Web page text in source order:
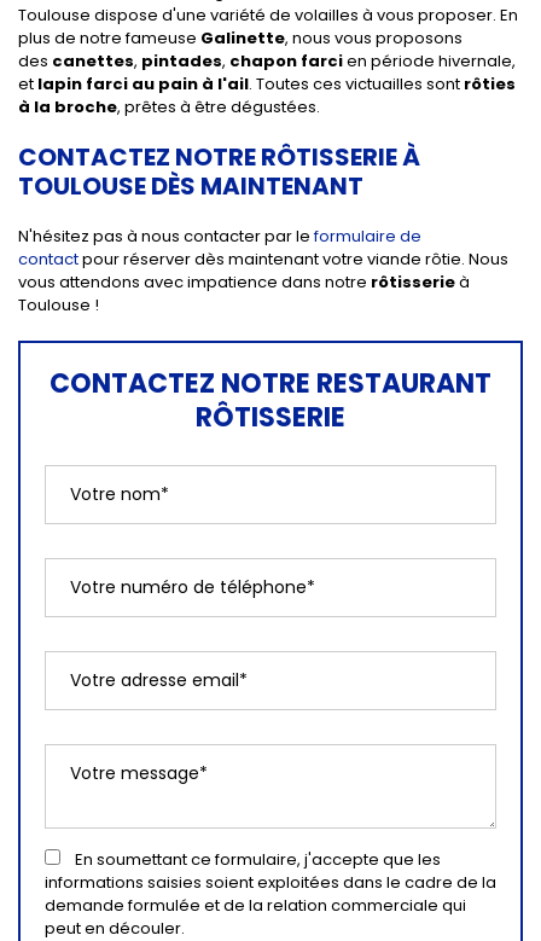
Toulouse dispose d'une variété de volailles à vous proposer. En
plus de notre fameuse Galinette, nous vous proposons
des canettes, pintades, chapon farcien période hivernale,
et lapin farci au pain à l'ail. Toutes ces victuailles sont rôties
à la broche, prêtes à être dégustées.
CONTACTEZ NOTRE RÔTISSERIE À
TOULOUSE DÈS MAINTENANT
N'hésitez pas à nous contacter par leformulaire de
contactpour réserver dès maintenant votre viande rôtie. Nous
vous attendons avec impatience dans notre rôtisserieà
Toulouse !
CONTACTEZ NOTRE RESTAURANT
RÔTISSERIE
En soumettant ce formulaire, j'accepte que les
informations saisies soient exploitées dans le cadre de la
demande formulée et de la relation commerciale qui
peut en découler.